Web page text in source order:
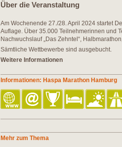
Über die Veranstaltung
Am Wochenende 27./28. April 2024 startet
Auflage. Über 35.000 Teilnehmerinnen und
Nachwuchslauf „Das Zehntel“,
Sämtliche Wettbewerbe sind ausgebucht.
Weitere Informationen
Informationen: Haspa Marathon Hamburg
Mehr zum Thema